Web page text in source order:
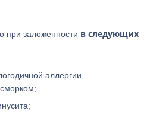
при заложенности в следующих
аллергии,